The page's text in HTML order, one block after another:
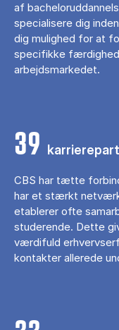
af
specialisere dig
dig mulighed for at
specifikke
arbejdsmarkedet.
39
CBS har tætte
har et stærkt
etablerer ofte
studerende. Dette
værdifuld
kontakter allerede